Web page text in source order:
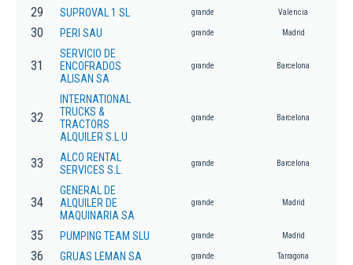
29 SUPROVAL 1 SL grande Valencia
30 PERI SAU grande Madrid
31
SERVICIO DE
ENCOFRADOS
ALISAN SA
grande Barcelona
32
INTERNATIONAL
TRUCKS &
TRACTORS
ALQUILER S.L.U
grande Barcelona
33
ALCO RENTAL
SERVICES S.L.
grande Barcelona
34
GENERAL DE
ALQUILER DE
MAQUINARIA SA
grande Madrid
35 PUMPING TEAM SLU grande Madrid
36 GRUAS LEMAN SA grande Tarragona